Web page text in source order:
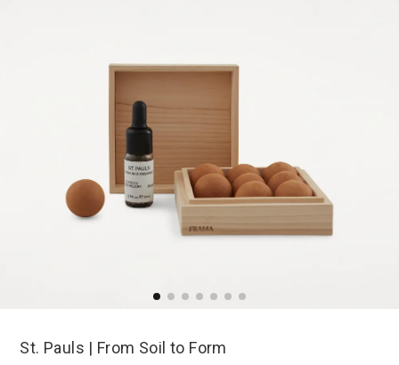
St. Pauls | From Soil to Form